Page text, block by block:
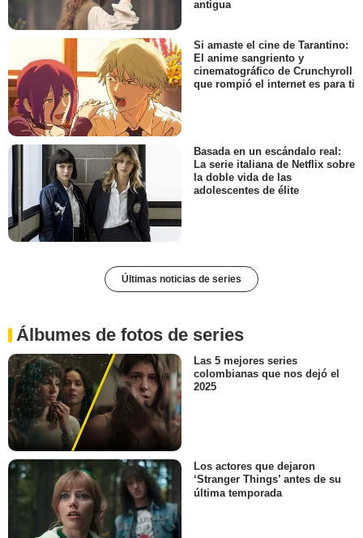
antigua
Si amaste el cine de Tarantino:
El anime sangriento y
cinematográfico de Crunchyroll
que rompió el internet es para ti
Basada en un escándalo real:
La serie italiana de Netflix sobre
la doble vida de las
adolescentes de élite
Últimas noticias de series
Álbumes de fotos de series
Las 5 mejores series
colombianas que nos dejó el
2025
Los actores que dejaron
‘Stranger Things’ antes de su
última temporada